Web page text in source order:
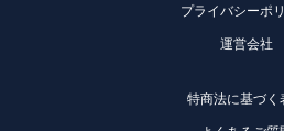
プライバシーポ
運営会社
特商法に基づく